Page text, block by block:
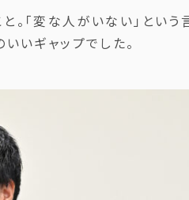
「変な人がいない」という
いギャップでした。